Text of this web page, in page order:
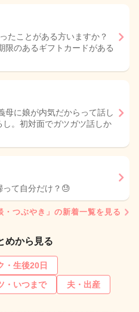
たことがある方いますか？
のあるギフトカードがある
母に娘が内気だからって話し
。初対面でガツガツ話しか
て自分だけ？😓
・つぶやき」の新着一覧を見る
めから見る
・生後20日
・いつまで 夫・出産